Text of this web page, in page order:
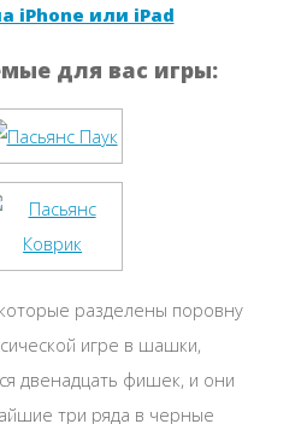
iPhone или iPad
для вас игры:
разделены поровну
игре в шашки,
двенадцать фишек, и они
три ряда в черные